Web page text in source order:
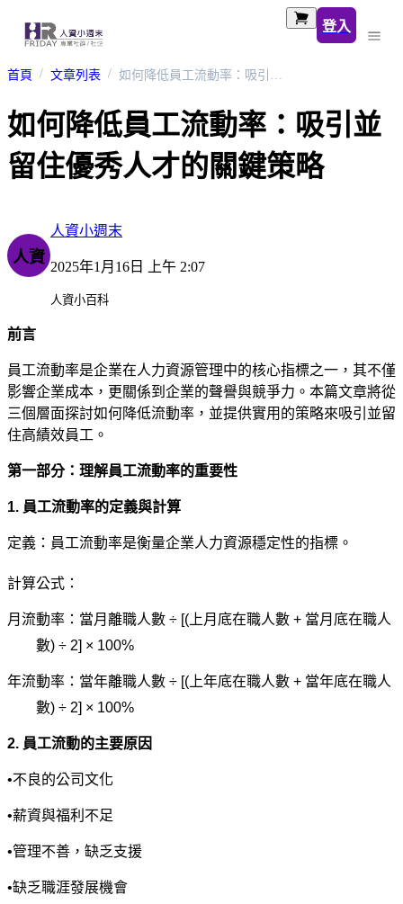
登入
首頁 文章列表 如何降低員工流動率：吸引並留住優秀人才的關鍵策略
如何降低員工流動率：吸引並
留住優秀人才的關鍵策略
人資
人資小週末
2025年1月16日 上午 2:07
人資小百科
前言
員工流動率是企業在人力資源管理中的核心指標之一，其不僅
影響企業成本，更關係到企業的聲譽與競爭力。本篇文章將從
三個層面探討如何降低流動率，並提供實用的策略來吸引並留
住高績效員工。
第一部分：理解員工流動率的重要性
1. 員工流動率的定義與計算
定義：員工流動率是衡量企業人力資源穩定性的指標。
計算公式：
月流動率：當月離職人數 ÷ [( 上月底在職人數 + 當月底在職人
數) ÷ 2] × 100%
年流動率：當年離職人數 ÷ [( 上年底在職人數 + 當年底在職人
數) ÷ 2] × 100%
2. 員工流動的主要原因
•不良的公司文化
•薪資與福利不足
•管理不善，缺乏支援
•缺乏職涯發展機會